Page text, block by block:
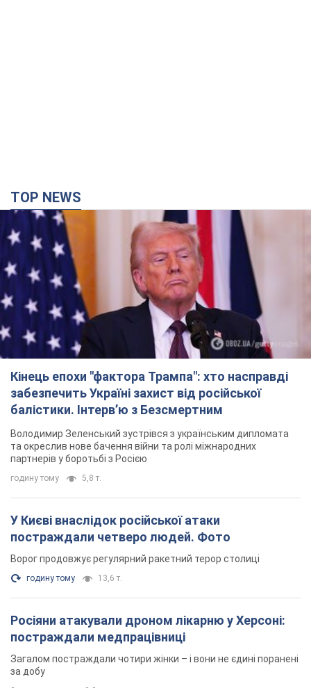
TOP NEWS
Кінець епохи "фактора Трампа": хто насправді
забезпечить Україні захист від російської
балістики. Інтерв’ю з Безсмертним
Володимир Зеленський зустрівся з українським дипломата
та окреслив нове бачення війни та ролі міжнародних
партнерів у боротьбі з Росією
годину тому 5,8 т.
У Києві внаслідок російської атаки
постраждали четверо людей. Фото
Ворог продовжує регулярний ракетний терор столиці
годину тому 13,6 т.
Росіяни атакували дроном лікарню у Херсоні:
постраждали медпрацівниці
Загалом постраждали чотири жінки – і вони не єдині поранені
за добу